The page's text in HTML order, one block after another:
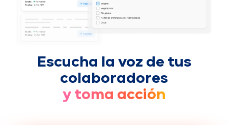
Escucha la voz de tus
colaboradores
y toma acción